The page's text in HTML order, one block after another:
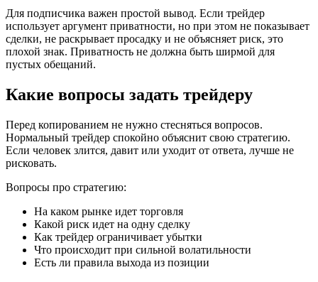
Для подписчика важен простой вывод. Если трейдер
использует аргумент приватности, но при этом не показывает
сделки, не раскрывает просадку и не объясняет риск, это
плохой знак. Приватность не должна быть ширмой для
пустых обещаний.
Какие вопросы задать трейдеру
Перед копированием не нужно стесняться вопросов.
Нормальный трейдер спокойно объяснит свою стратегию.
Если человек злится, давит или уходит от ответа, лучше не
рисковать.
Вопросы про стратегию:
На каком рынке идет торговля
Какой риск идет на одну сделку
Как трейдер ограничивает убытки
Что происходит при сильной волатильности
Есть ли правила выхода из позиции